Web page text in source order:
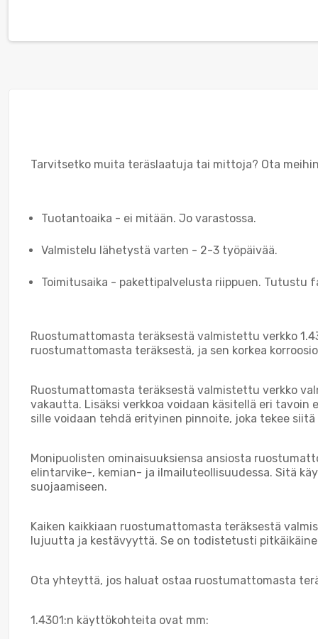
Tarvitsetko muita teräslaatuja tai mittoja? Ota
Tuotantoaika - ei mitään. Jo varastossa.
Valmistelu lähetystä varten - 2-3 työpäivää.
Toimitusaika - pakettipalvelusta riippuen. Tutustu
Ruostumattomasta teräksestä valmistettu verkko
ruostumattomasta teräksestä, ja sen korkea
Ruostumattomasta teräksestä valmistettu verkko
vakautta. Lisäksi verkkoa voidaan käsitellä eri tavoin
sille voidaan tehdä erityinen pinnoite, joka tekee siitä
Monipuolisten ominaisuuksiensa ansiosta
elintarvike-, kemian- ja ilmailuteollisuudessa. Sitä
suojaamiseen.
Kaiken kaikkiaan ruostumattomasta teräksestä
lujuutta ja kestävyyttä. Se on todistetusti
Ota yhteyttä, jos haluat ostaa ruostumattomasta
1.4301:n käyttökohteita ovat mm: